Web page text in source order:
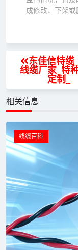
成修改、下架或
东佳信特缆
线缆厂家_特
定制_
相关信息
线缆百科